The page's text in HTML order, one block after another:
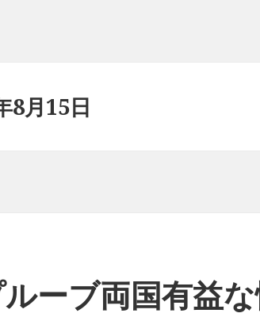
8月15日
ーブ両国有益